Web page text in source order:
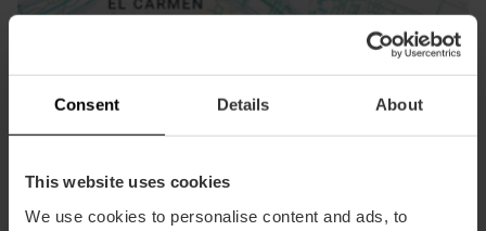
Consent Details About
This website uses cookies
We use cookies to personalise content and ads, to
Bekijk kaart